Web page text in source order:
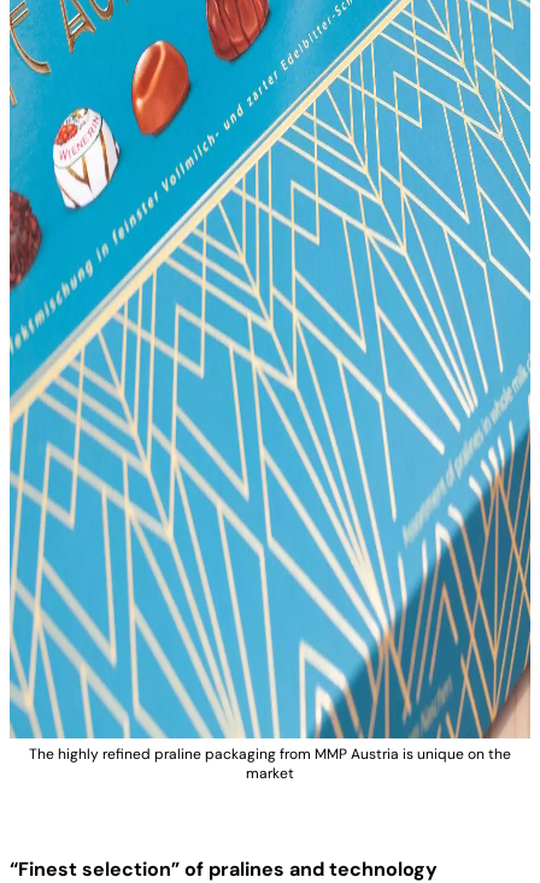
The highly refined praline packaging from MMP Austria is unique on the
market
“Finest selection” of pralines and technology